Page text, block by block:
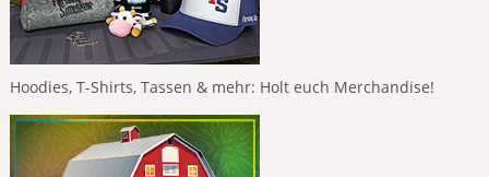
Hoodies, T-Shirts, Tassen & mehr: Holt euch Merchandise!